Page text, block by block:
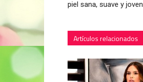
piel sana, suave y joven
Artículos relacionados